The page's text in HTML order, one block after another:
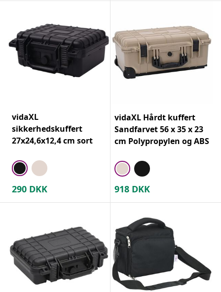
vidaXL
sikkerhedskuffert
27x24,6x12,4 cm sort
290 DKK
vidaXL Hårdt kuffert
Sandfarvet 56 x 35 x 23
cm Polypropylen og ABS
918 DKK